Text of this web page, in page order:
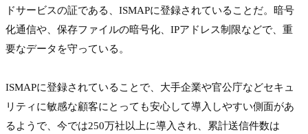
ドサービスの証である、ISMAPに登録されていることだ。暗号
化通信や、保存ファイルの暗号化、IPアドレス制限などで、重
要なデータを守っている。
ISMAPに登録されていることで、大手企業や官公庁などセキュ
リティに敏感な顧客にとっても安心して導入しやすい側面があ
るようで、今では250万社以上に導入され、累計送信件数は